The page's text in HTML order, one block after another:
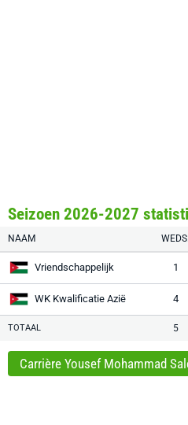
Seizoen 2026-2027
NAAM WEDS.
Vriendschappelijk 1
WK Kwalificatie Azië 4
TOTAAL 5
Carrière Yousef Mohammad